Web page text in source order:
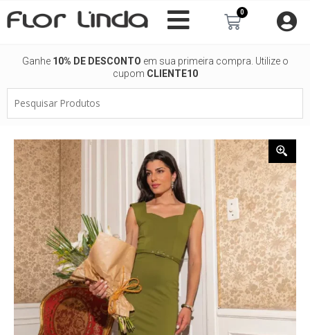
para
0
Carrinho
Ganhe 10% DE DESCONTO em sua primeira compra. Utilize o
cupom CLIENTE10
Produtos